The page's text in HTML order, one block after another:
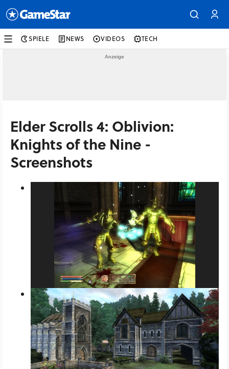
SPIELE NEWS VIDEOS TECH
Elder Scrolls 4: Oblivion:
Knights of the Nine -
Screenshots